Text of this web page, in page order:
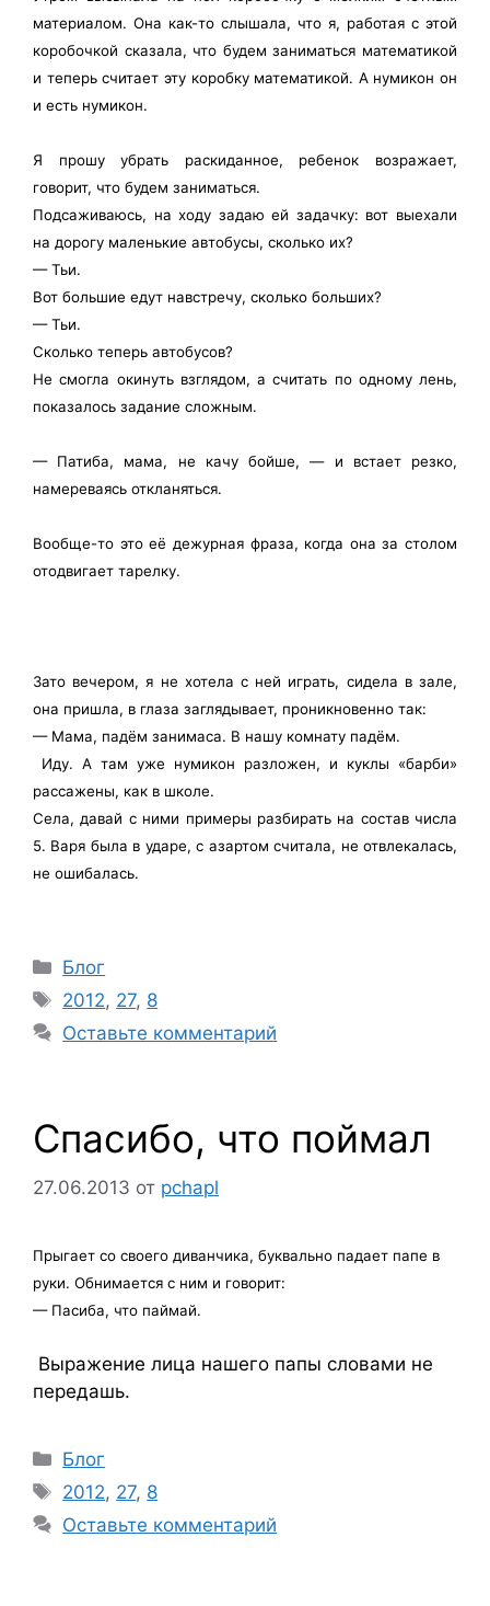
материалом. Она как-то слышала, что я, работая с этой
коробочкой сказала, что будем заниматься математикой
и теперь считает эту коробку математикой. А нумикон он
и есть нумикон.
Я прошу убрать раскиданное, ребенок возражает,
говорит, что будем заниматься.
Подсаживаюсь, на ходу задаю ей задачку: вот выехали
на дорогу маленькие автобусы, сколько их?
— Тьи.
Вот большие едут навстречу, сколько больших?
— Тьи.
Сколько теперь автобусов?
Не смогла окинуть взглядом, а считать по одному лень,
показалось задание сложным.
— Патиба, мама, не качу бойше, — и встает резко,
намереваясь откланяться.
Вообще-то это её дежурная фраза, когда она за столом
отодвигает тарелку.
Зато вечером, я не хотела с ней играть, сидела в зале,
она пришла, в глаза заглядывает, проникновенно так:
— Мама, падём занимаса. В нашу комнату падём.
Иду. А там уже нумикон разложен, и куклы «барби»
рассажены, как в школе.
Села, давай с ними примеры разбирать на состав числа
5. Варя была в ударе, с азартом считала, не отвлекалась,
не ошибалась.
Рубрики
Блог
Метки
2012, 27, 8
Оставьте комментарий
Спасибо, что поймал
27.06.2013 от pchapl
Прыгает со своего диванчика, буквально падает папе в
руки. Обнимается с ним и говорит:
— Пасиба, что паймай.
Выражение лица нашего папы словами не
передашь.
Рубрики
Блог
Метки
2012, 27, 8
Оставьте комментарий